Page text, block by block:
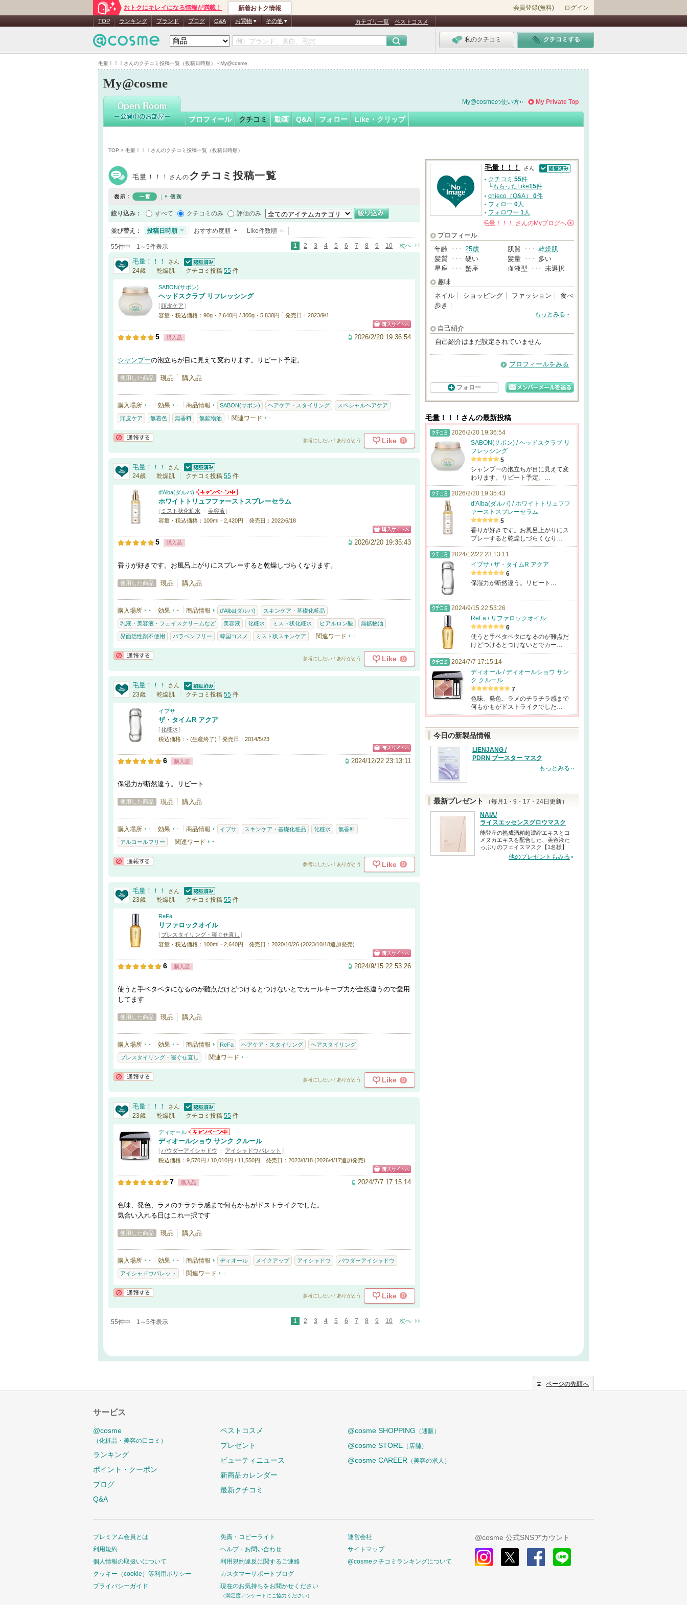
毛量！！！さんのクチコミ投稿一覧（投稿日時順） - My@cosme
おトクにキレイになる情報が満載！ 新着おトク情報 会員登録(無料) ログイン
TOP ランキング ブランド ブログ Q&A お買物 その他 カテゴリ一覧 ベストコスメ
私のクチコミ クチコミする
My@cosme
毛量！！！さん
認
証
My Private Top
My@cosmeの使い方
プロフィール クチコミ 動画 Q&A フォロー Like・クリップ
TOP > 毛量！！！さんのクチコミ投稿一覧（投稿日時順）
毛量！！！ さんのクチコミ投稿一覧
絞り込み： すべて クチコミのみ 評価のみ
並び替え： 投稿日時順 おすすめ度順 Like件数順
55件中 1～5件表示 1 2 3 4 5 6 7 8 9 10 次へ
毛量！！！
さん
認証済
24歳 乾燥肌 クチコミ投稿 55 件
SABON(サボン)
ヘッドスクラブ リフレッシング
[頭皮ケア ]
容量・税込価格：90g・2,640円 / 300g・5,830円
発売日：2023/9/1
5 購入品 2026/2/20 19:36:54
シャンプーの泡立ちが目に見えて変わります。リピート予定。
使用した商品 現品 購入品
購入場所 - 効果 - 商品情報 SABON(サボン) ヘアケア・スタイリング スペシャルヘアケア
頭皮ケア 無着色 無香料 無鉱物油 関連ワード -
参考にしたい！ありがとう Like 0
毛量！！！
さん
認証済
24歳 乾燥肌 クチコミ投稿 55 件
d'Alba(ダルバ)
ホワイトトリュフファーストスプレーセラム
[ ミスト状化粧水 ・ 美容液]
容量・税込価格：100ml・2,420円
発売日：2022/6/18
5 購入品 2026/2/20 19:35:43
香りが好きです。お風呂上がりにスプレーすると乾燥しづらくなります。
使用した商品 現品 購入品
購入場所 - 効果 - 商品情報 d'Alba(ダルバ) スキンケア・基礎化粧品
乳液・美容液・フェイスクリームなど 美容液 化粧水 ミスト状化粧水 ヒアルロン酸 無鉱物油
界面活性剤不使用 パラベンフリー 韓国コスメ ミスト状スキンケア 関連ワード -
参考にしたい！ありがとう Like 0
毛量！！！
さん
認証済
23歳 乾燥肌 クチコミ投稿 55 件
イプサ
ザ・タイムR アクア
[化粧水 ]
税込価格：- (生産終了)
発売日：2014/5/23
6 購入品 2024/12/22 23:13:11
保湿力が断然違う。リピート
使用した商品 現品 購入品
購入場所 - 効果 - 商品情報 イプサ スキンケア・基礎化粧品 化粧水 無香料
アルコールフリー 関連ワード -
参考にしたい！ありがとう Like 0
毛量！！！
さん
認証済
23歳 乾燥肌 クチコミ投稿 55 件
ReFa
リファロックオイル
[ プレスタイリング・寝ぐせ直し ]
容量・税込価格：100ml・2,640円
発売日：2020/10/26 (2023/10/18追加発売)
6 購入品 2024/9/15 22:53:26
使うと手ベタベタになるのが難点だけどつけるとつけないとでカールキープ力が全然違うので愛用
してます
使用した商品 現品 購入品
購入場所 - 効果 - 商品情報 ReFa ヘアケア・スタイリング ヘアスタイリング
プレスタイリング・寝ぐせ直し 関連ワード -
参考にしたい！ありがとう Like 0
毛量！！！
さん
認証済
23歳 乾燥肌 クチコミ投稿 55 件
ディオール
ディオールショウ サンク クルール
[ パウダーアイシャドウ ・ アイシャドウパレット ]
税込価格：9,570円 / 10,010円 / 11,550円
発売日：2023/8/18 (2026/4/17追加発売)
7 購入品 2024/7/7 17:15:14
色味、発色、ラメのチラチラ感まで何もかもがドストライクでした。
気合い入れる日はこれ一択です
使用した商品 現品 購入品
購入場所 - 効果 - 商品情報 ディオール メイクアップ アイシャドウ パウダーアイシャドウ
アイシャドウパレット 関連ワード -
参考にしたい！ありがとう Like 0
55件中 1～5件表示 1 2 3 4 5 6 7 8 9 10 次へ
毛量！！！
さん
クチコミ 55件
└もらったLike15件
chieco（Q&A） 0件
フォロー 0人
フォロワー 1人
毛量！！！
さんのMyブログへ
プロフィール
年齢 ･･･ 25歳 肌質 ･･･ 乾燥肌
髪質 ･･･ 硬い 髪量 ･･･
多い
星座 ･･･ 蟹座 血液型 ･･･ 未選択
趣味
ネイル
ショッピング ファッション
食べ
歩き
もっとみる
自己紹介
自己紹介はまだ設定されていません
プロフィールをみる
フォロー
毛量！！！さんの最新投稿
2026/2/20 19:36:54
SABON(サボン) / ヘッドスクラブ リ
フレッシング
5
シャンプーの泡立ちが目に見えて変
わります。リピート予定。…
2026/2/20 19:35:43
d'Alba(ダルバ) / ホワイトトリュフフ
ァーストスプレーセラム
5
香りが好きです。お風呂上がりにス
プレーすると乾燥しづらくなり…
2024/12/22 23:13:11
イプサ / ザ・タイムR アクア
6
保湿力が断然違う。リピート…
2024/9/15 22:53:26
ReFa / リファロックオイル
6
使うと手ベタベタになるのが難点だ
けどつけるとつけないとでカー…
2024/7/7 17:15:14
ディオール / ディオールショウ サン
ク クルール
7
色味、発色、ラメのチラチラ感まで
何もかもがドストライクでした…
今日の新製品情報
LIENJANG /
PDRN ブースター マスク
もっとみる
最新プレゼント
（毎月1・9・17・24日更新）
NAIA/
ライスエッセンスグロウマスク
能登産の熟成酒粕超濃縮エキスとコ
メヌカエキスを配合した、美容液た
っぷりのフェイスマスク【1名様】
他のプレゼントもみる
ページの先頭へ
サービス
@cosme
（化粧品・美容の口コミ）
ランキング
ポイント・クーポン
ブログ
Q&A
ベストコスメ
プレゼント
ビューティニュース
新商品カレンダー
最新クチコミ
@cosme SHOPPING （通販）
@cosme STORE （店舗）
@cosme CAREER （美容の求人）
プレミアム会員とは
利用規約
個人情報の取扱いについて
クッキー（cookie）等利用ポリシー
プライバシーガイド
免責・コピーライト
ヘルプ・お問い合わせ
利用規約違反に関するご連絡
カスタマーサポートブログ
現在のお気持ちをお聞かせください
（満足度アンケートにご協力ください）
運営会社
サイトマップ
@cosmeクチコミランキングについて
@cosme 公式SNSアカウント